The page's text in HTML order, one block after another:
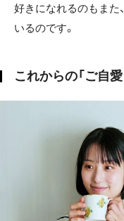
好きになれるのもまた
いるのです。
これからの「ご自愛